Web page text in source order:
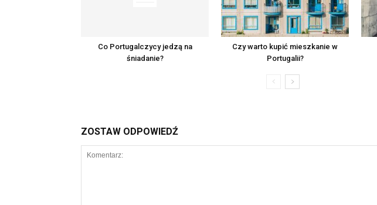
Co Portugalczycy jedzą na
śniadanie?
Czy warto kupić mieszkanie w
Portugalii?
ZOSTAW ODPOWIEDŹ